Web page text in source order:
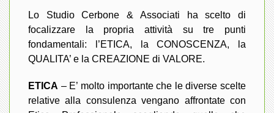
Lo Studio Cerbone & Associati ha scelto di
focalizzare la propria attività su tre punti
fondamentali: l’ETICA, la CONOSCENZA, la
QUALITA’ e la CREAZIONE di VALORE.
ETICA – E’ molto importante che le diverse scelte
relative alla consulenza vengano affrontate con